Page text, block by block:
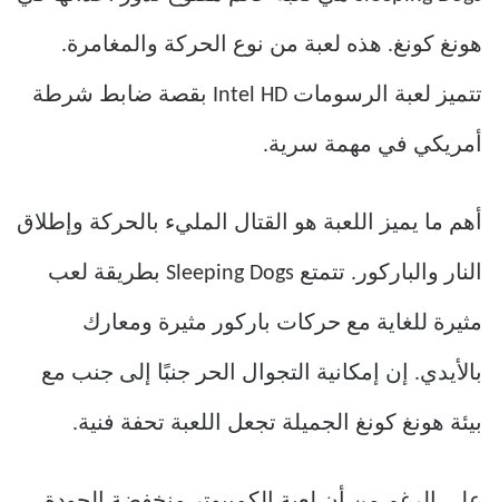
هونغ كونغ. هذه لعبة من نوع الحركة والمغامرة.
تتميز لعبة الرسومات Intel HD بقصة ضابط شرطة
أمريكي في مهمة سرية.
أهم ما يميز اللعبة هو القتال المليء بالحركة وإطلاق
النار والباركور. تتمتع Sleeping Dogs بطريقة لعب
مثيرة للغاية مع حركات باركور مثيرة ومعارك
بالأيدي. إن إمكانية التجوال الحر جنبًا إلى جنب مع
بيئة هونغ كونغ الجميلة تجعل اللعبة تحفة فنية.